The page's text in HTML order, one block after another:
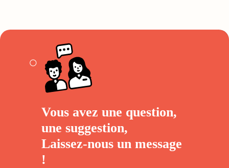
Vous avez une question,
une suggestion,
Laissez-nous un message
!